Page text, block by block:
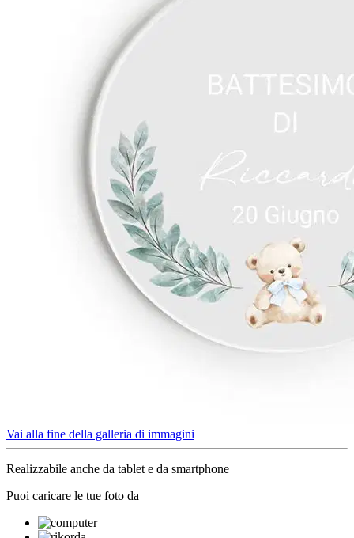
Vai alla fine della galleria di immagini
Realizzabile anche da tablet e da smartphone
Puoi caricare le tue foto da